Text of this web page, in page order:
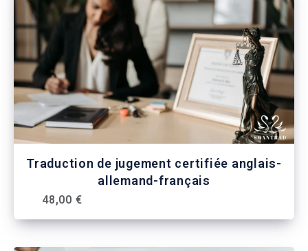
Traduction de jugement certifiée anglais-
allemand-français
48,00 €